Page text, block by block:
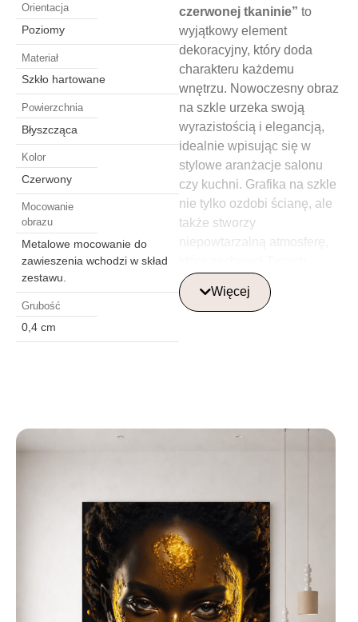
czerwonej tkaninie” to
wyjątkowy element
dekoracyjny, który doda
charakteru każdemu
wnętrzu. Nowoczesny obraz
na szkle urzeka swoją
wyrazistością i elegancją,
idealnie wpisując się w
stylowe aranżacje salonu
czy kuchni. Grafika na szkle
nie tylko ozdobi ścianę, ale
także stworzy
niepowtarzalną atmosferę,
gości. Nie przegap okazji na
wzbogacenie swojego domu
obraz?
takim jak salon, jadalnia lub
biuro, aby pełniły rolę nie
tylko dekoracyjną, ale także
artystyczną. Nowoczesne
obrazy na szkle do salonu
będą interesującym
Więcej
Orientacja
Poziomy
Materiał
Szkło hartowane
Powierzchnia
Błyszcząca
Kolor
Czerwony
Mocowanie
obrazu
Metalowe mocowanie do
zawieszenia wchodzi w skład
zestawu.
Grubość
0,4 cm